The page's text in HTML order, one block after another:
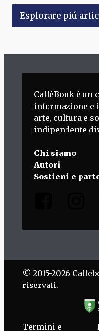
Esplorare piú
CaffèBook è un
informazione e
arte, cultura e
indipendente
Chi siamo
Autori
Sostieni e
© 2015-2026
riservati.
Termini e